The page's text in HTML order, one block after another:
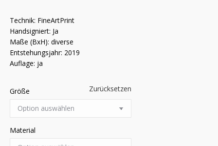
Technik: FineArtPrint
Handsigniert: Ja
Maße (BxH): diverse
Entstehungsjahr: 2019
Auflage: ja
Größe
Material
Zurücksetzen